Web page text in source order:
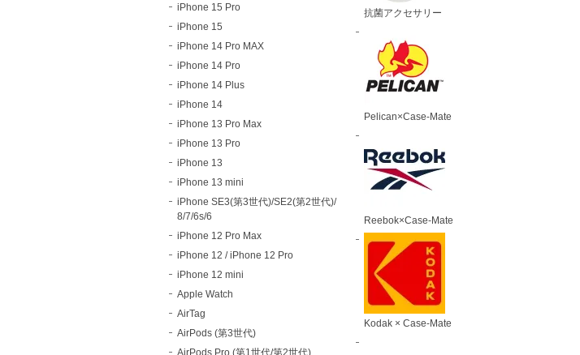
iPhone 15 Pro
iPhone 15
iPhone 14 Pro MAX
iPhone 14 Pro
iPhone 14 Plus
iPhone 14
iPhone 13 Pro Max
iPhone 13 Pro
iPhone 13
iPhone 13 mini
iPhone SE3(第3世代)/SE2(第2世代)/
8/7/6s/6
iPhone 12 Pro Max
iPhone 12 / iPhone 12 Pro
iPhone 12 mini
Apple Watch
AirTag
AirPods (第3世代)
AirPods Pro (第1世代/第2世代)
抗菌アクセサリー
Pelican×Case-Mate
Reebok×Case-Mate
Kodak × Case-Mate